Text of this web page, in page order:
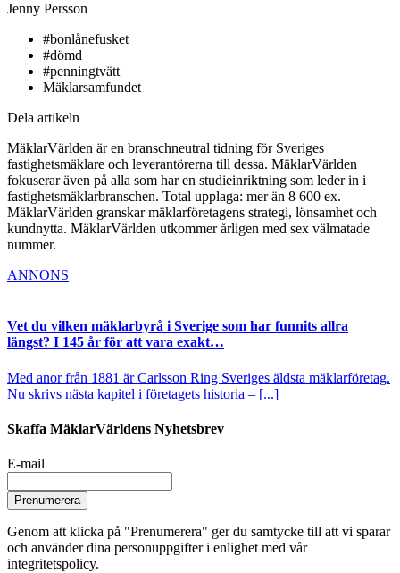
Jenny Persson
#bonlånefusket
#dömd
#penningtvätt
Mäklarsamfundet
Dela artikeln
MäklarVärlden är en branschneutral tidning för Sveriges
fastighetsmäklare och leverantörerna till dessa. MäklarVärlden
fokuserar även på alla som har en studieinriktning som leder in i
fastighetsmäklarbranschen. Total upplaga: mer än 8 600 ex.
MäklarVärlden granskar mäklarföretagens strategi, lönsamhet och
kundnytta. MäklarVärlden utkommer årligen med sex välmatade
nummer.
ANNONS
Vet du vilken mäklarbyrå i Sverige som har funnits allra
längst? I 145 år för att vara exakt…
Med anor från 1881 är Carlsson Ring Sveriges äldsta mäklarföretag.
Nu skrivs nästa kapitel i företagets historia – [...]
Skaffa MäklarVärldens Nyhetsbrev
E-mail
Prenumerera
Genom att klicka på "Prenumerera" ger du samtycke till att vi sparar
och använder dina personuppgifter i enlighet med vår
integritetspolicy.